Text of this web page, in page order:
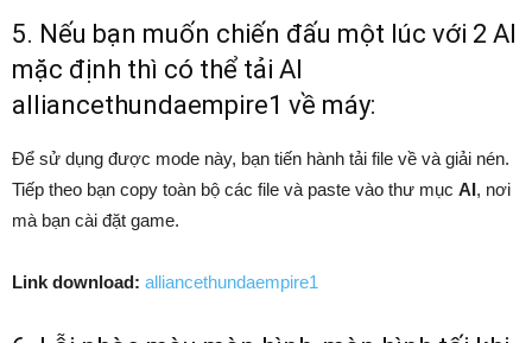
5. Nếu bạn muốn chiến đấu một lúc với 2 AI
mặc định thì có thể tải AI
alliancethundaempire1 về máy:
Để sử dụng được mode này, bạn tiến hành tải file về và giải nén.
Tiếp theo bạn copy toàn bộ các file và paste vào thư mục AI, nơi
mà bạn cài đặt game.
Link download: alliancethundaempire1